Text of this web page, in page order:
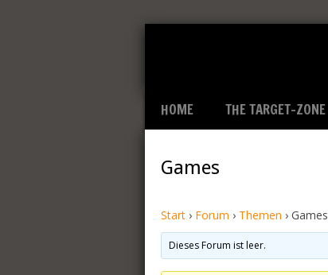
HOME THE TARGET-ZONE
Games
Start › Forum › Themen › Games
Dieses Forum ist leer.